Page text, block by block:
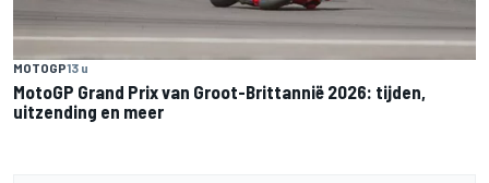
MOTOGP13 u
MotoGP Grand Prix van Groot-Brittannië 2026: tijden,
uitzending en meer